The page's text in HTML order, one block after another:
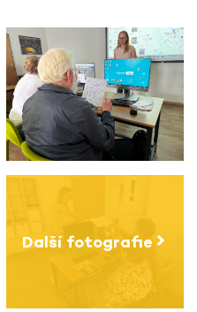
Další fotografie